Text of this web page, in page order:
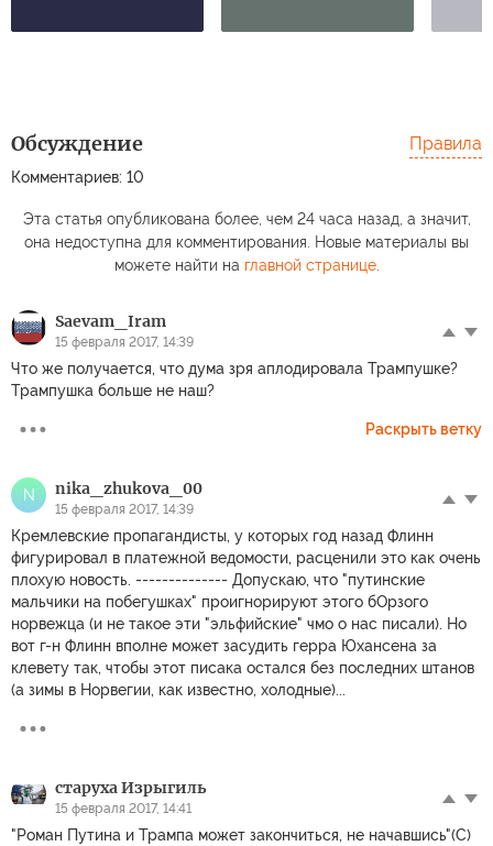
Обсуждение
Комментариев: 10
Правила
Эта статья опубликована более, чем 24 часа назад, а значит,
она недоступна для комментирования. Новые материалы вы
можете найти на главной странице.
Sаevam_Iram
15 февраля 2017, 14:39
Что же получается, что дума зря аплодировала Трампушке?
Трампушка больше не наш?
Раскрыть ветку
N nika_zhukova_00
15 февраля 2017, 14:39
Кремлевские пропагандисты, у которых год назад Флинн
фигурировал в платежной ведомости, расценили это как очень
плохую новость. -------------- Допускаю, что "путинские
мальчики на побегушках" проигнорируют этого бОрзого
норвежца (и не такое эти "эльфийские" чмо о нас писали). Но
вот г-н Флинн вполне может засудить герра Юхансена за
клевету так, чтобы этот писака остался без последних штанов
(а зимы в Норвегии, как известно, холодные)...
старуха Изрыгиль
15 февраля 2017, 14:41
"Роман Путина и Трампа может закончиться, не начавшись"(C)